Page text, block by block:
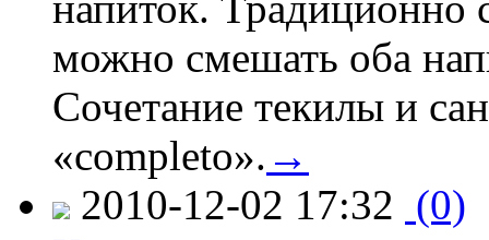
можно смешать оба
Сочетание текилы и
«completo». →
2010-12-02 17:32 (0)